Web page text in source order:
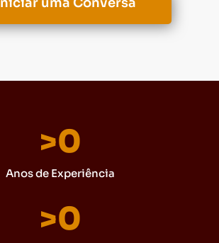
Anos de Experiência
>0
>0